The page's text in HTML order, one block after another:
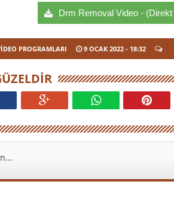
Drm Removal Video - (Direkt
PROGRAMLARI 9 OCAK 2022 - 18:32